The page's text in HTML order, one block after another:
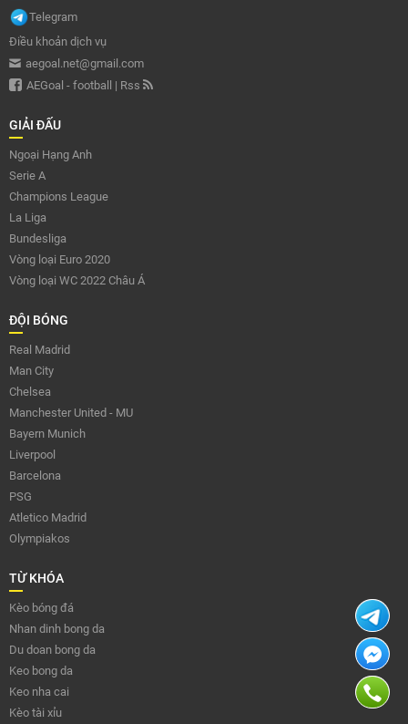
Telegram
Điều khoản dịch vụ
aegoal.net@gmail.com
AEGoal - football
| Rss
GIẢI ĐẤU
Ngoại Hạng Anh
Serie A
Champions League
La Liga
Bundesliga
Vòng loại Euro 2020
Vòng loại WC 2022 Châu Á
ĐỘI BÓNG
Real Madrid
Man City
Chelsea
Manchester United - MU
Bayern Munich
Liverpool
Barcelona
PSG
Atletico Madrid
Olympiakos
TỪ KHÓA
Kèo bóng đá
Nhan dinh bong da
Du doan bong da
Keo bong da
Keo nha cai
Kèo tài xỉu